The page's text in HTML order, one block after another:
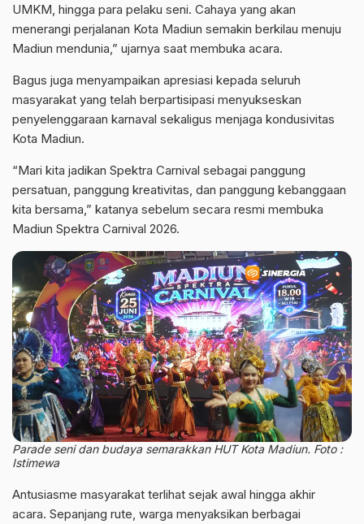
UMKM, hingga para pelaku seni. Cahaya yang akan
menerangi perjalanan Kota Madiun semakin berkilau menuju
Madiun mendunia,” ujarnya saat membuka acara.
Bagus juga menyampaikan apresiasi kepada seluruh
masyarakat yang telah berpartisipasi menyukseskan
penyelenggaraan karnaval sekaligus menjaga kondusivitas
Kota Madiun.
“Mari kita jadikan Spektra Carnival sebagai panggung
persatuan, panggung kreativitas, dan panggung kebanggaan
kita bersama,” katanya sebelum secara resmi membuka
Madiun Spektra Carnival 2026.
Parade seni dan budaya semarakkan HUT Kota Madiun. Foto :
Istimewa
Antusiasme masyarakat terlihat sejak awal hingga akhir
acara. Sepanjang rute, warga menyaksikan berbagai